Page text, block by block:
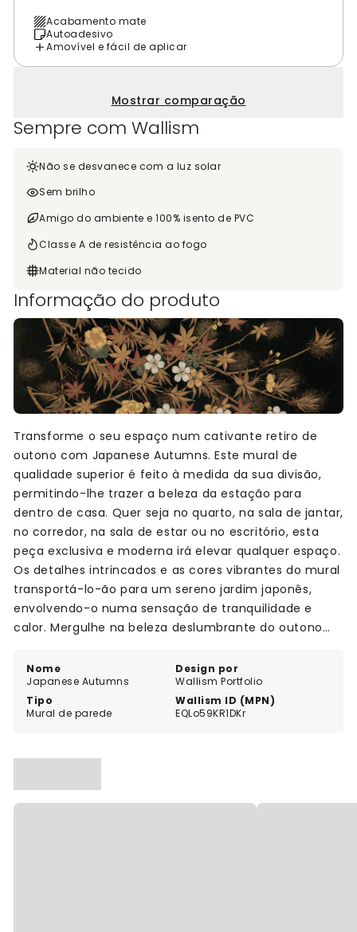
Acabamento mate
Autoadesivo
Amovível e fácil de aplicar
Mostrar comparação
Sempre com Wallism
Não se desvanece com a luz solar
Sem brilho
Amigo do ambiente e 100% isento de PVC
Classe A de resistência ao fogo
Material não tecido
Informação do produto
Nome
Japanese Autumns
Design por
Wallism Portfolio
Tipo
Mural de parede
Wallism ID (MPN)
EQLo59KR1DKr
Transforme o seu espaço num cativante retiro de
outono com Japanese Autumns. Este mural de
qualidade superior é feito à medida da sua divisão,
permitindo-lhe trazer a beleza da estação para
dentro de casa. Quer seja no quarto, na sala de jantar,
no corredor, na sala de estar ou no escritório, esta
peça exclusiva e moderna irá elevar qualquer espaço.
Os detalhes intrincados e as cores vibrantes do mural
transportá-lo-ão para um sereno jardim japonês,
envolvendo-o numa sensação de tranquilidade e
calor. Mergulhe na beleza deslumbrante do outono